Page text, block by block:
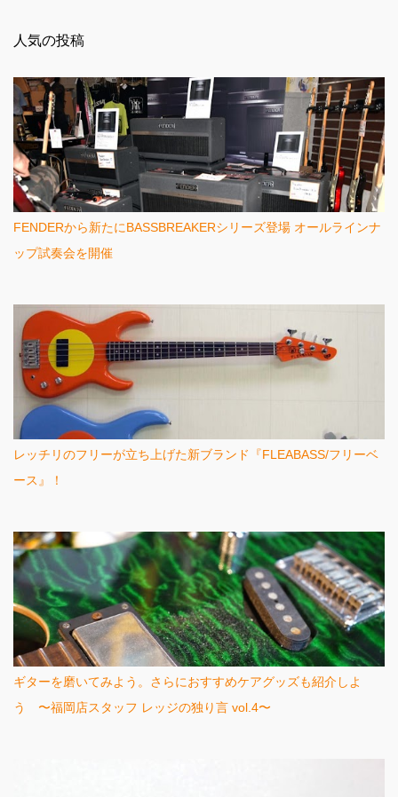
ト
人気の投稿
FENDERから新たにBASSBREAKERシリーズ登場 オールラインナ
ップ試奏会を開催
レッチリのフリーが立ち上げた新ブランド『FLEABASS/フリーベ
ース』！
ギターを磨いてみよう。さらにおすすめケアグッズも紹介しよ
う 〜福岡店スタッフ レッジの独り言 vol.4〜